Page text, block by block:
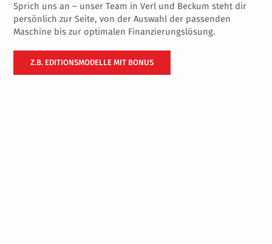
Sprich uns an – unser Team in Verl und Beckum steht dir
persönlich zur Seite, von der Auswahl der passenden
Maschine bis zur optimalen Finanzierungslösung.
Z.B. EDITIONSMODELLE MIT BONUS